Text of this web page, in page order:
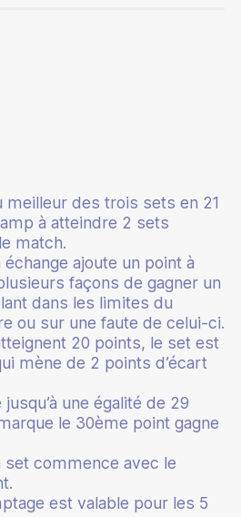
2025
ou de GEO
organisateur de compétition
para-badminton
Bien-Être
de décision
fédéral
équipements
fédéral
meilleur des trois sets en 21
à atteindre 2 sets
match.
ajoute un point à
façons de gagner un
dans les limites du
ou sur une faute de celui-ci.
20 points, le set est
mène de 2 points d’écart
une égalité de 29
le 30ème point gagne
set commence avec le
est valable pour les 5